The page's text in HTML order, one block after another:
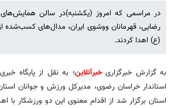
در مراسمی که امروز (یکشنبه)در سالن
رضایی، قهرمانان ووشوی ایران، مدال‌های کسب‌شده
(ع) اهدا کردند.
به گزارش خبرگزاریخبرآنلاین؛ به نقل از پایگاه
استاندار خراسان رضوی، مدیرکل ورزش و جوانان
استان برگزار شد از اقدام معنوی این دو ورزشکار با